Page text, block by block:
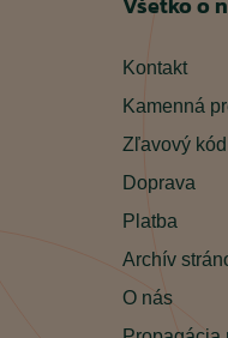
Kontakt
Kamenná
Zľavový kód
Doprava
Platba
Archív
O nás